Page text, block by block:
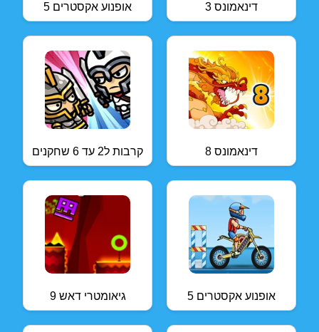
אופנוע אקסטרים 5 דינאמונס 3
קרבות ל2 עד 6 שחקנים דינאמונס 8
גיאומטרי דאש 9 אופנוע אקסטרים 5